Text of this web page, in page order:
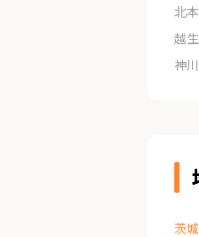
北
越
神
茨